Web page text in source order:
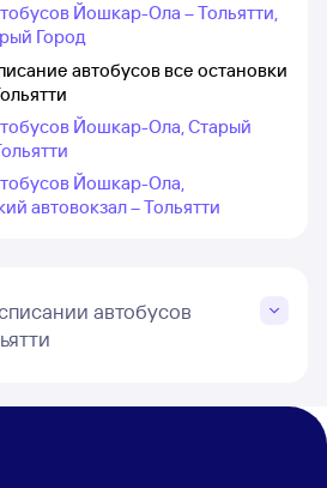
Йошкар-Ола – Тольятти,
Город
автобусов все остановки
Йошкар-Ола, Старый
Йошкар-Ола,
автовокзал – Тольятти
автобусов